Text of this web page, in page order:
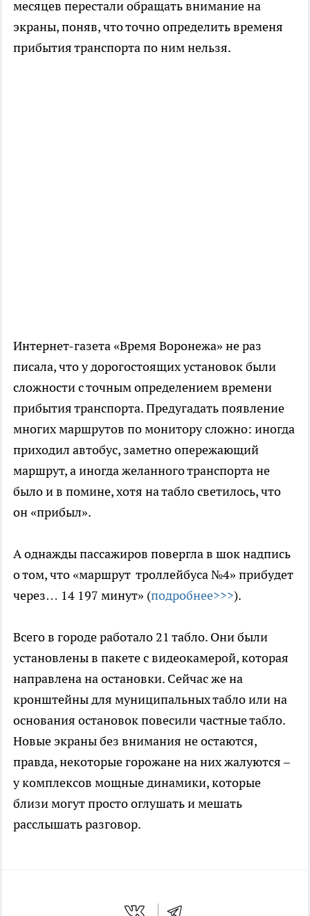
месяцев перестали обращать внимание на
экраны, поняв, что точно определить временя
прибытия транспорта по ним нельзя.
Интернет-газета «Время Воронежа» не раз
писала, что у дорогостоящих установок были
сложности с точным определением времени
прибытия транспорта. Предугадать появление
многих маршрутов по монитору сложно: иногда
приходил автобус, заметно опережающий
маршрут, а иногда желанного транспорта не
было и в помине, хотя на табло светилось, что
он «прибыл».
А однажды пассажиров повергла в шок надпись
о том, что «маршрут троллейбуса №4» прибудет
через… 14 197 минут» (подробнее>>>).
Всего в городе работало 21 табло. Они были
установлены в пакете с видеокамерой, которая
направлена на остановки. Сейчас же на
кронштейны для муниципальных табло или на
основания остановок повесили частные табло.
Новые экраны без внимания не остаются,
правда, некоторые горожане на них жалуются –
у комплексов мощные динамики, которые
близи могут просто оглушать и мешать
расслышать разговор.